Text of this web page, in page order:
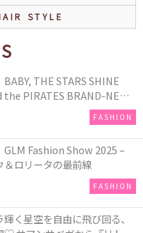
STYLE
BABY, THE STARS SHINE
the PIRATES BRAND-NEW
FASHION
GLM Fashion Show 2025 –
ロリータの最前線
FASHION
く星空を自由に飛び回る、